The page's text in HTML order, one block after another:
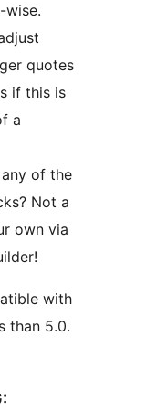
wise.
quotes
if this is
a
of the
Not a
own via
with
than 5.0.